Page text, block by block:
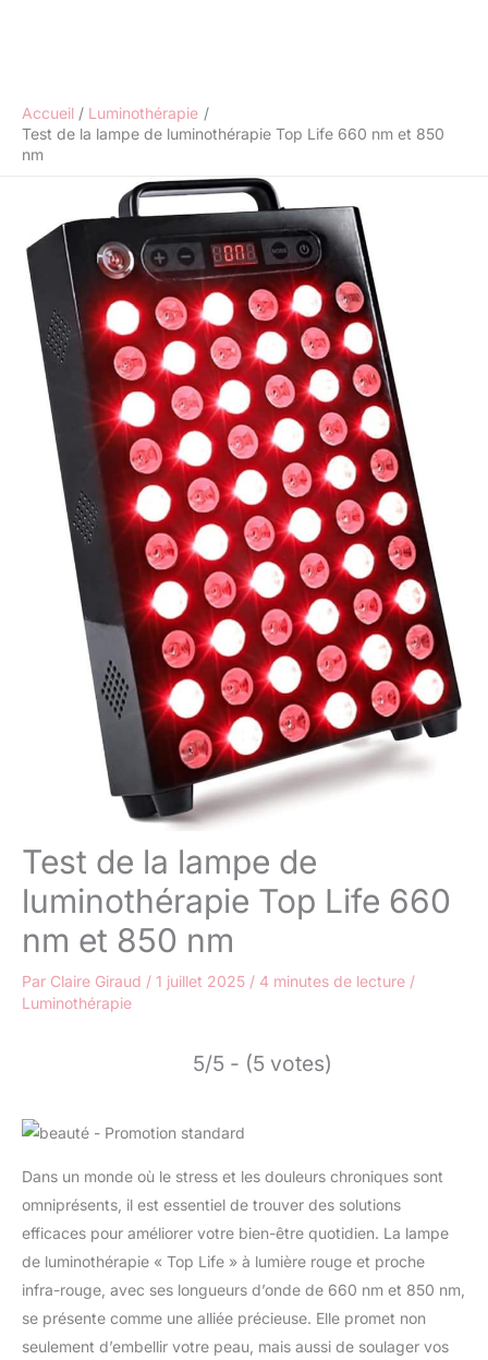
Accueil
Luminothérapie
Test de la lampe de luminothérapie Top Life 660 nm et 850
nm
Test de la lampe de
luminothérapie Top Life 660
nm et 850 nm
Par Claire Giraud / 1 juillet 2025 / 4 minutes de lecture /
Luminothérapie
5/5 - (5 votes)
Dans un monde où le stress et les douleurs chroniques sont
omniprésents, il est essentiel de trouver des solutions
efficaces pour améliorer votre bien-être quotidien. La lampe
de luminothérapie « Top Life » à lumière rouge et proche
infra-rouge, avec ses longueurs d’onde de 660 nm et 850 nm,
se présente comme une alliée précieuse. Elle promet non
seulement d’embellir votre peau, mais aussi de soulager vos